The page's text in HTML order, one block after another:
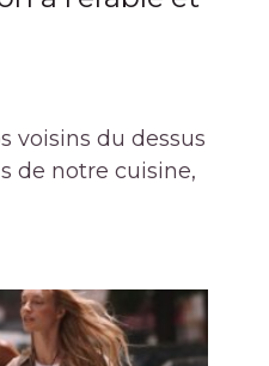
voisins du dessus
de notre cuisine,